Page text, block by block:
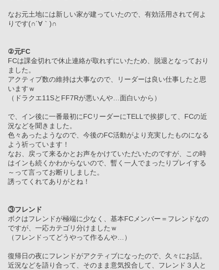
なお元土地には新しい家が建っていたので、有効活用されて何よ
りです(∩´∀｀)∩
②元FC
FCは課金切れで休止連絡が取れずにいたため、脱退となっており
ました。
アクティブ数の維持は大事なので、リーダーは良い仕事したと思
いますｗ
（ドラクエ11SとFF7Rが悪いんや…面白いから）
で、イン後に一番最初にFCリーダーにTELLで挨拶して、FCの近
況などを聞きました。
色々あったようなので、今後のFC活動がより充実したものになる
よう祈っています！
なお、戻って来るかとお声をかけていただいたのですが、この時
はインも続くかわからないので、暫く一人でまったりプレイする
～って言ってお断りしました。
誘ってくれてありがとね！
③フレンド
ボクはフレンドが極端に少なく、基本FCメンバー＝フレンドなの
ですが、一応カテゴリ分けましたｗ
（フレンドってどうやって作るんや…）
復帰日の夜にフレンドがアクティブになったので、久々にお話。
近況などを語り合って、そのまま意気投合して、フレンド３人と